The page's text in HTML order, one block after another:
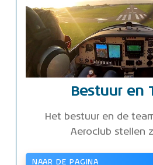
Bestuur en
Het bestuur en de
Aeroclub stellen
NAAR DE PAGINA